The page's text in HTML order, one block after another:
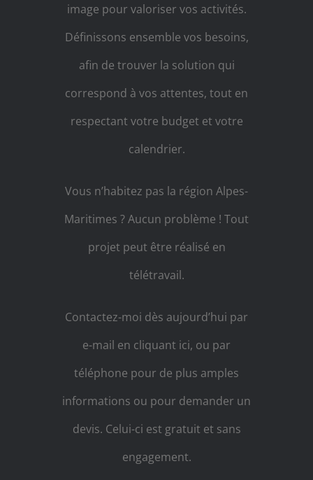
image pour valoriser vos activités.
Définissons ensemble vos besoins,
afin de trouver la solution qui
correspond à vos attentes, tout en
respectant votre budget et votre
calendrier.
Vous n’habitez pas la région Alpes-
Maritimes ? Aucun problème ! Tout
projet peut être réalisé en
télétravail.
Contactez-moi dès aujourd’hui par
e-mail en cliquant ici, ou par
téléphone pour de plus amples
informations ou pour demander un
devis. Celui-ci est gratuit et sans
engagement.